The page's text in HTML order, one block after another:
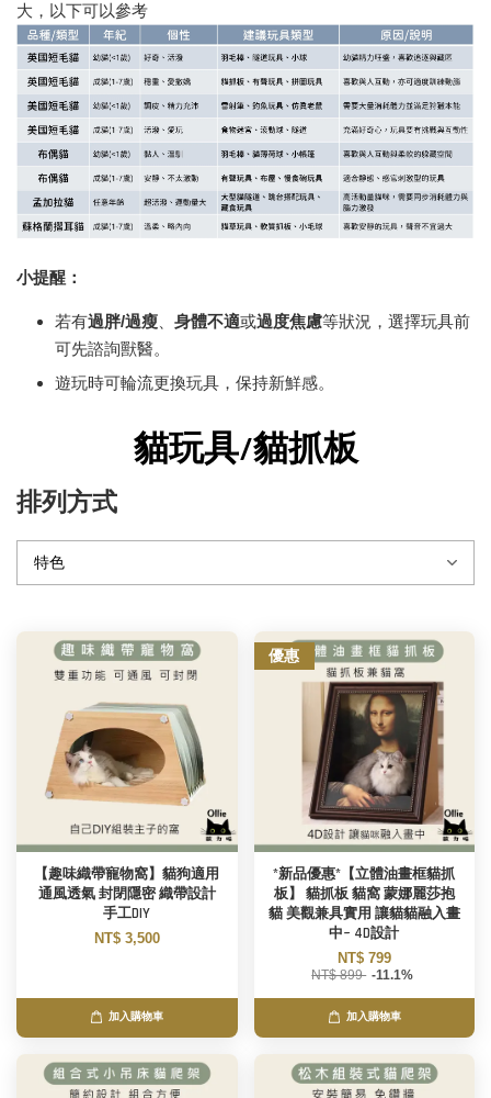
大，以下可以參考
小提醒：
若有過胖/過瘦 身體不適或過度焦慮等狀況，選擇玩具前
可先諮詢獸醫。
遊玩時可輪流更換玩具，保持新鮮感。
貓玩具/貓抓板
排列方式
【趣味織帶寵物窩】貓狗適用
通風透氣 封閉隱密 織帶設計
手工DIY
NT$ 3,500
加入購物車
優惠
*新品優惠*【立體油畫框貓抓
板】 貓抓板 貓窩 蒙娜麗莎抱
貓 美觀兼具實用 讓貓貓融入畫
中~ 4D設計
NT$ 799
NT$ 899 -11.1%
加入購物車